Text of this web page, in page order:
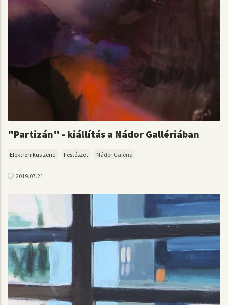
"Partizán" - kiállítás a Nádor Gallériában
Elektronikus zene Festészet Nádor Galéria
2019.07.21.